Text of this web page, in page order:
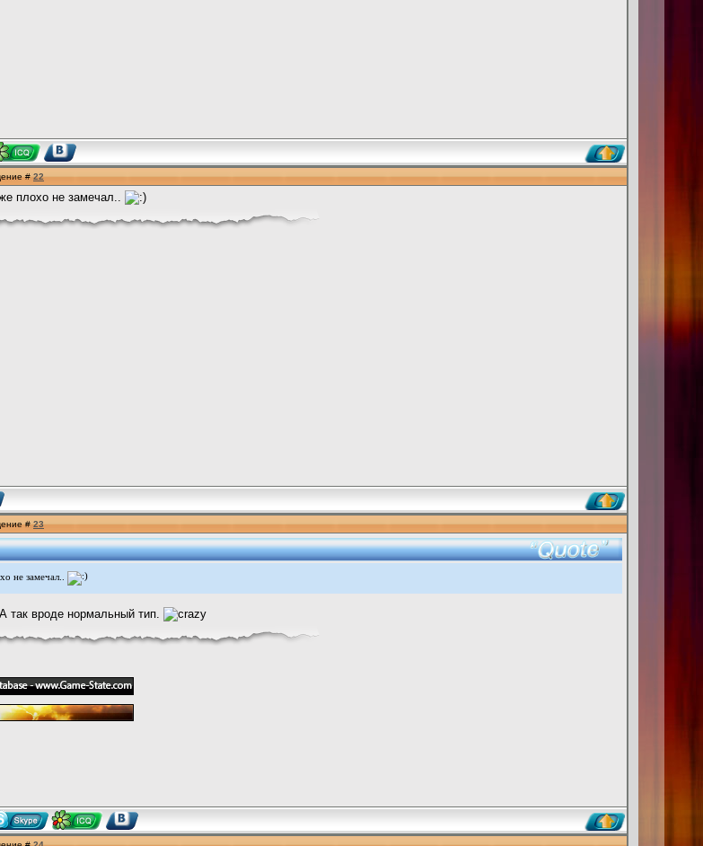
#22
плохо не замечал..
#23
не замечал..
так вроде нормальный тип.